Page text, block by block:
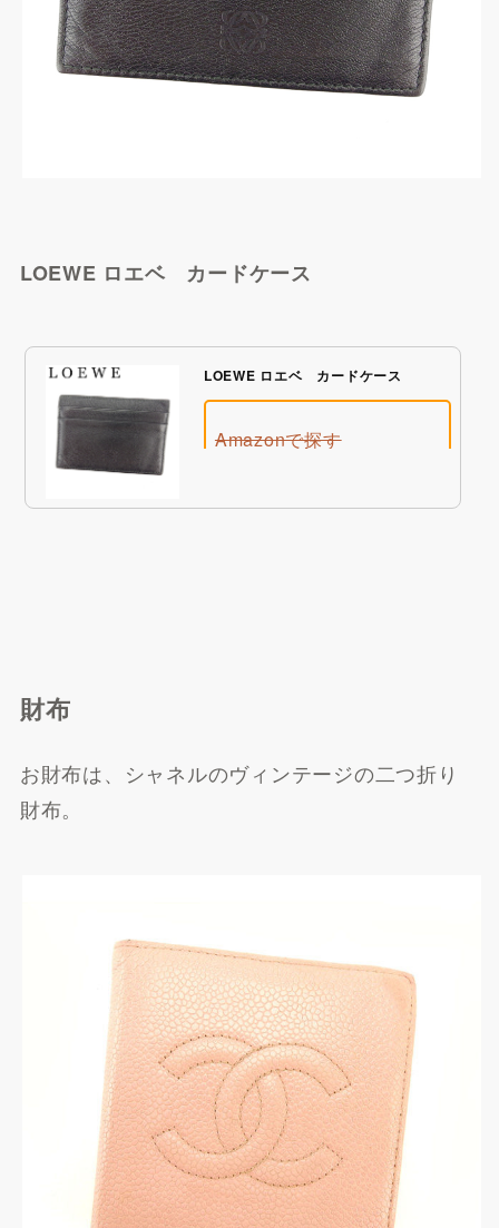
Qoo10で探す
LOEWE ロエベ カードケース
LOEWE ロエベ カードケース
Amazonで探す
Yahoo!ショッピングで探
す
財布
お財布は、シャネルのヴィンテージの二つ折り
財布。